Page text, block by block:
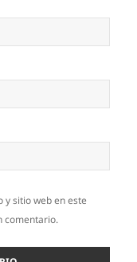
sitio web en este
comentario.